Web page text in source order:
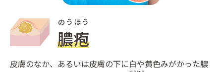
膿疱
のうほう
皮膚のなか、あるいは皮膚の下に白や黄色みがかった膿